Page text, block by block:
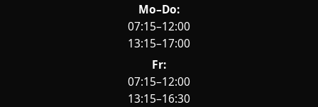
Mo–Do:
07:15–12:00
13:15–17:00
Fr:
07:15–12:00
13:15–16:30